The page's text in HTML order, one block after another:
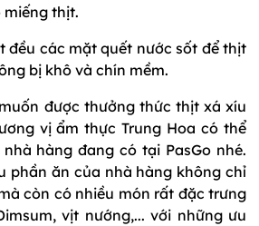
miếng thịt.
đều các mặt quết nước sốt để thịt
bị khô và chín mềm.
được thưởng thức thịt xá xíu
vị ẩm thực Trung Hoa có thể
hàng đang có tại PasGo nhé.
phần ăn của nhà hàng không chỉ
còn có nhiều món rất đặc trưng
vịt nướng,... với những ưu